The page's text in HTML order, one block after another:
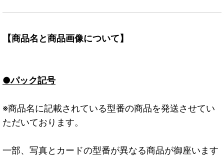
【商品名と商品画像について】
●パック記号
※商品名に記載されている型番の商品を発送させてい
ただいております。
一部、写真とカードの型番が異なる商品が御座います